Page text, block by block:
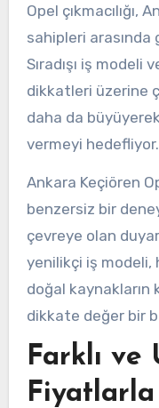
Opel çıkmacılığı,
sahipleri arasında
Sıradışı iş modeli
dikkatleri üzerine
daha da
vermeyi hedefliyor.
Ankara Keçiören
benzersiz bir
çevreye olan
yenilikçi iş modeli,
doğal kaynakların
dikkate değer bir
Farklı ve